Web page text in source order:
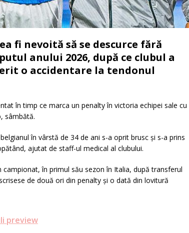
fi nevoită să se descurce fără
anului 2026, după ce clubul a
o accidentare la tendonul
în timp ce marca un penalty în victoria echipei sale cu
sâmbătă.
în vârstă de 34 de ani s-a oprit brusc și s-a prins
ajutat de staff-ul medical al clubului.
în primul său sezon în Italia, după transferul
de două ori din penalty și o dată din lovitură
preview